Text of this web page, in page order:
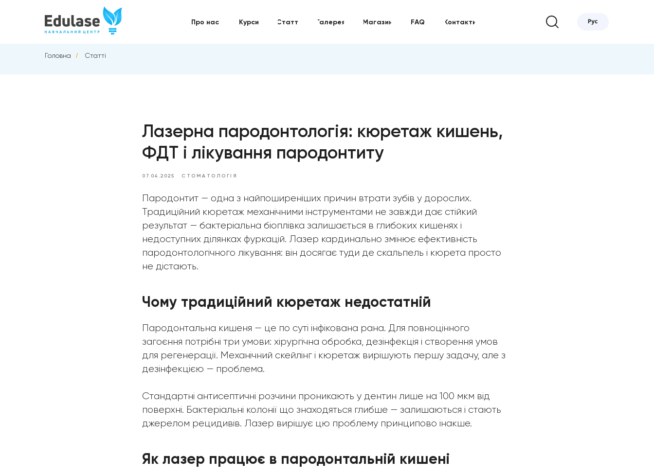
Про нас Курси Статті Магазин
Галерея Контакти
FAQ
Головна / Статті
Лазерна пародонтологія: кюретаж кишень,
ФДТ і лікування пародонтиту
07.04.2025 СТОМАТОЛОГІЯ
Пародонтит — одна з найпоширеніших причин втрати зубів у дорослих.
Традиційний кюретаж механічними інструментами не завжди дає стійкий
результат — бактеріальна біоплівка залишається в глибоких кишенях і
недоступних ділянках фуркацій. Лазер кардинально змінює ефективність
пародонтологічного лікування: він досягає туди де скальпель і кюрета просто
не дістають.
Чому традиційний кюретаж недостатній
Пародонтальна кишеня — це по суті інфікована рана. Для повноцінного
загоєння потрібні три умови: хірургічна обробка, дезінфекція і створення умов
для регенерації. Механічний скейлінг і кюретаж вирішують першу задачу, але з
дезінфекцією — проблема.
Стандартні антисептичні розчини проникають у дентин лише на 100 мкм від
поверхні. Бактеріальні колонії що знаходяться глибше — залишаються і стають
джерелом рецидивів. Лазер вирішує цю проблему принципово інакше.
Як лазер працює в пародонтальній кишені